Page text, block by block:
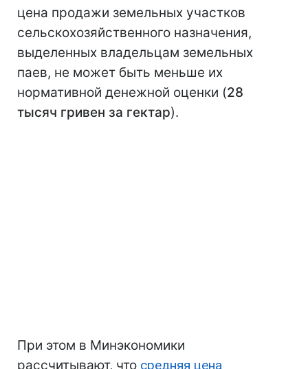
цена продажи земельных участков
сельскохозяйственного назначения,
выделенных владельцам земельных
паев, не может быть меньше их
нормативной денежной оценки (28
тысяч гривен за гектар).
При этом в Минэкономики
рассчитывают, что средняя цена